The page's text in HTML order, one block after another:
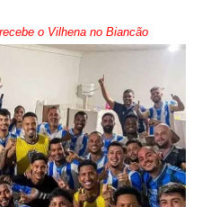
o Vilhena no Biancão